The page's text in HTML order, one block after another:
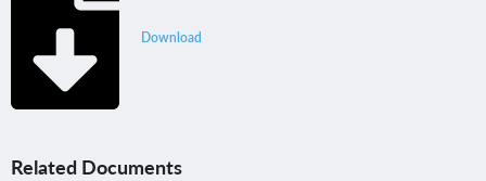
Download
Related Documents